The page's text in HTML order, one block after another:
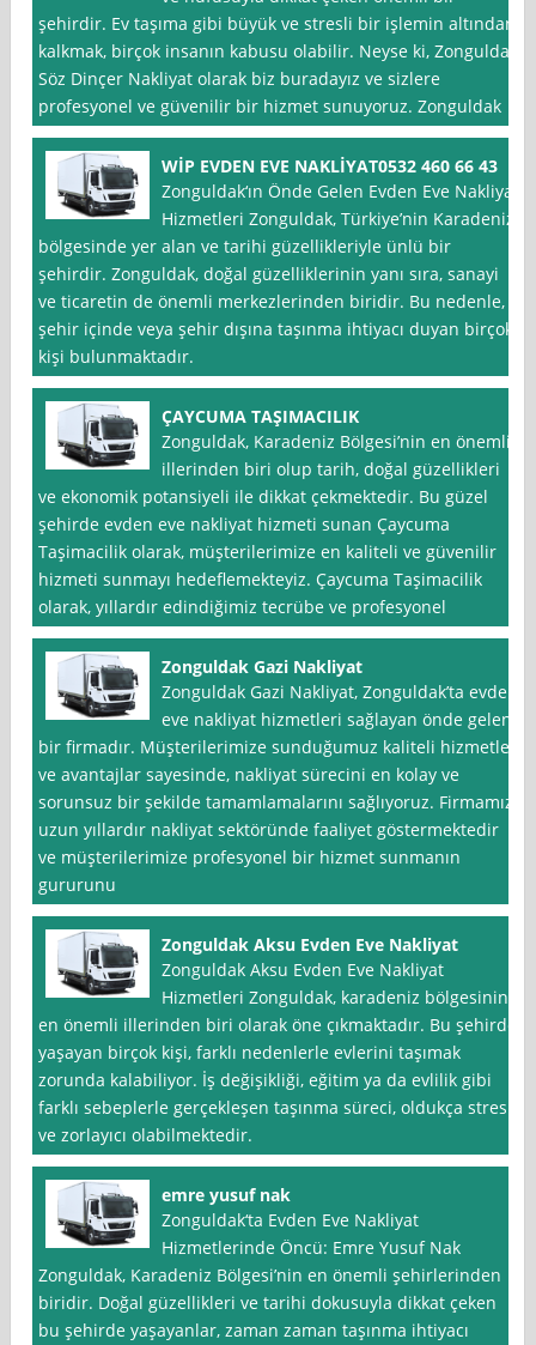
şehirdir. Ev taşıma gibi büyük ve stresli bir işlemin altından
kalkmak, birçok insanın kabusu olabilir. Neyse ki, Zonguldak
Söz Dinçer Nakliyat olarak biz buradayız ve sizlere
profesyonel ve güvenilir bir hizmet sunuyoruz. Zonguldak
WİP EVDEN EVE NAKLİYAT0532 460 66 43
Zonguldak‘ın Önde Gelen Evden Eve Nakliyat
Hizmetleri Zonguldak, Türkiye’nin Karadeniz
bölgesinde yer alan ve tarihi güzellikleriyle ünlü bir
şehirdir. Zonguldak, doğal güzelliklerinin yanı sıra, sanayi
ve ticaretin de önemli merkezlerinden biridir. Bu nedenle,
şehir içinde veya şehir dışına taşınma ihtiyacı duyan birçok
kişi bulunmaktadır.
ÇAYCUMA TAŞIMACILIK
Zonguldak, Karadeniz Bölgesi’nin en önemli
illerinden biri olup tarih, doğal güzellikleri
ve ekonomik potansiyeli ile dikkat çekmektedir. Bu güzel
şehirde evden eve nakliyat hizmeti sunan Çaycuma
Taşimacilik olarak, müşterilerimize en kaliteli ve güvenilir
hizmeti sunmayı hedeflemekteyiz. Çaycuma Taşimacilik
olarak, yıllardır edindiğimiz tecrübe ve profesyonel
Zonguldak Gazi Nakliyat
Zonguldak Gazi Nakliyat, Zonguldak’ta evden
eve nakliyat hizmetleri sağlayan önde gelen
bir firmadır. Müşterilerimize sunduğumuz kaliteli hizmetler
ve avantajlar sayesinde, nakliyat sürecini en kolay ve
sorunsuz bir şekilde tamamlamalarını sağlıyoruz. Firmamız,
uzun yıllardır nakliyat sektöründe faaliyet göstermektedir
ve müşterilerimize profesyonel bir hizmet sunmanın
gururunu
Zonguldak Aksu Evden Eve Nakliyat
Zonguldak Aksu Evden Eve Nakliyat
Hizmetleri Zonguldak, karadeniz bölgesinin
en önemli illerinden biri olarak öne çıkmaktadır. Bu şehirde
yaşayan birçok kişi, farklı nedenlerle evlerini taşımak
zorunda kalabiliyor. İş değişikliği, eğitim ya da evlilik gibi
farklı sebeplerle gerçekleşen taşınma süreci, oldukça stresli
ve zorlayıcı olabilmektedir.
emre yusuf nak
Zonguldak‘ta Evden Eve Nakliyat
Hizmetlerinde Öncü: Emre Yusuf Nak
Zonguldak, Karadeniz Bölgesi’nin en önemli şehirlerinden
biridir. Doğal güzellikleri ve tarihi dokusuyla dikkat çeken
bu şehirde yaşayanlar, zaman zaman taşınma ihtiyacı